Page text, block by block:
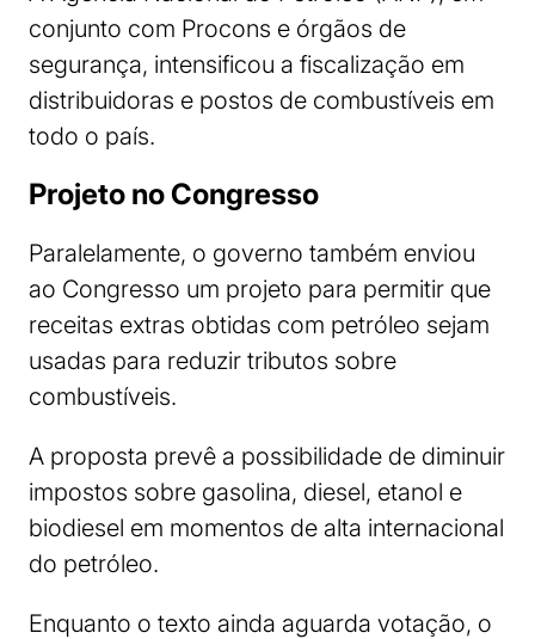
conjunto com Procons e órgãos de
segurança, intensificou a fiscalização em
distribuidoras e postos de combustíveis em
todo o país.
Projeto no Congresso
Paralelamente, o governo também enviou
ao Congresso um projeto para permitir que
receitas extras obtidas com petróleo sejam
usadas para reduzir tributos sobre
combustíveis.
A proposta prevê a possibilidade de diminuir
impostos sobre gasolina, diesel, etanol e
biodiesel em momentos de alta internacional
do petróleo.
Enquanto o texto ainda aguarda votação, o